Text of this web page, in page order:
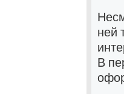
ней
В